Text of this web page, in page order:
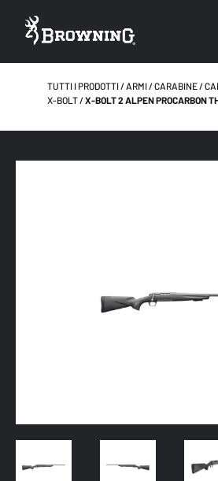
TUTTI I PRODOTTI ARMI CARABINE
X-BOLT
X-BOLT 2 ALPEN PROCARBON